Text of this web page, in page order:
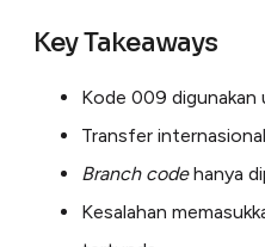
Key Takeaways
Kode 009 digunakan
Transfer
Branch codehanya
Kesalahan